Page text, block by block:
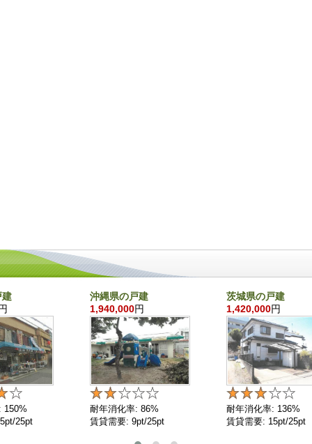
建
150%
25pt
沖縄県の戸建
1,940,000円
耐年消化率: 86%
賃貸需要: 9pt/25pt
茨城県の戸建
1,420,000円
耐年消化率: 136%
賃貸需要: 15pt/25pt